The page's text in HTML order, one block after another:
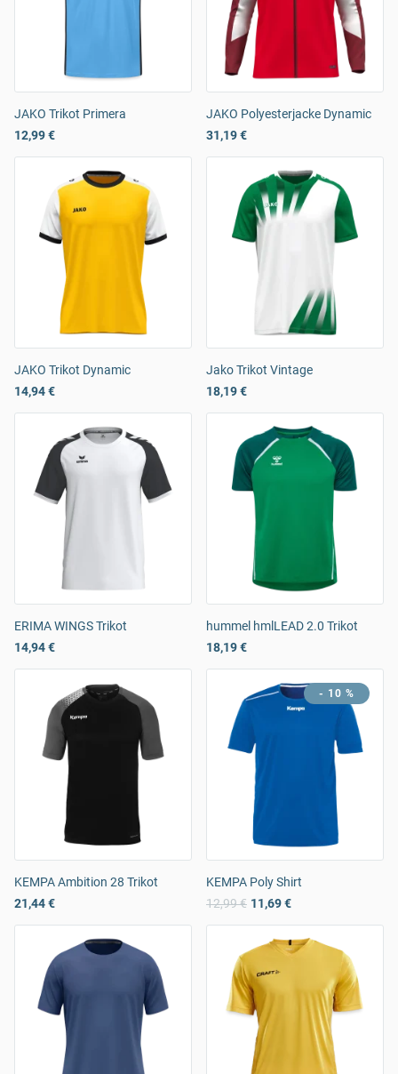
JAKO Trikot Primera
12,99 €
JAKO Polyesterjacke Dynamic
31,19 €
JAKO Trikot Dynamic
14,94 €
Jako Trikot Vintage
18,19 €
ERIMA WINGS Trikot
14,94 €
hummel hmlLEAD 2.0 Trikot
18,19 €
KEMPA Ambition 28 Trikot
21,44 €
- 10 %
KEMPA Poly Shirt
12,99 € 11,69 €